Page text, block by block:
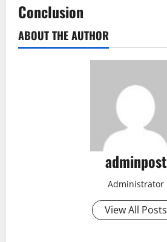
Conclusion
ABOUT THE AUTHOR
adminpost
Administrator
View All Posts